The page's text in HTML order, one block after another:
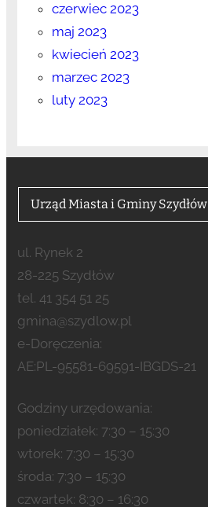
czerwiec 2023
maj 2023
kwiecień 2023
marzec 2023
luty 2023
Urząd Miasta i Gminy Szydłów
ul. Rynek 2
28-225 Szydłów
tel. 41 354 51 25
gmina@szydlow.pl
e-Doręczenia:
AE:PL-95581-69591-IBGDS-21
Godziny urzędowania:
poniedziałek: 7:30 – 15:30
wtorek: 7:30 – 15:30
środa: 7:30 – 15:30
czwartek: 8:30 – 16:30